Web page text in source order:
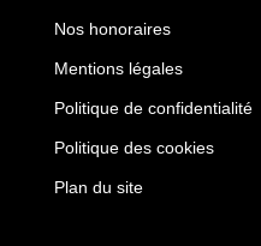
Nos honoraires
Mentions légales
Politique de confidentialité
Politique des cookies
Plan du site